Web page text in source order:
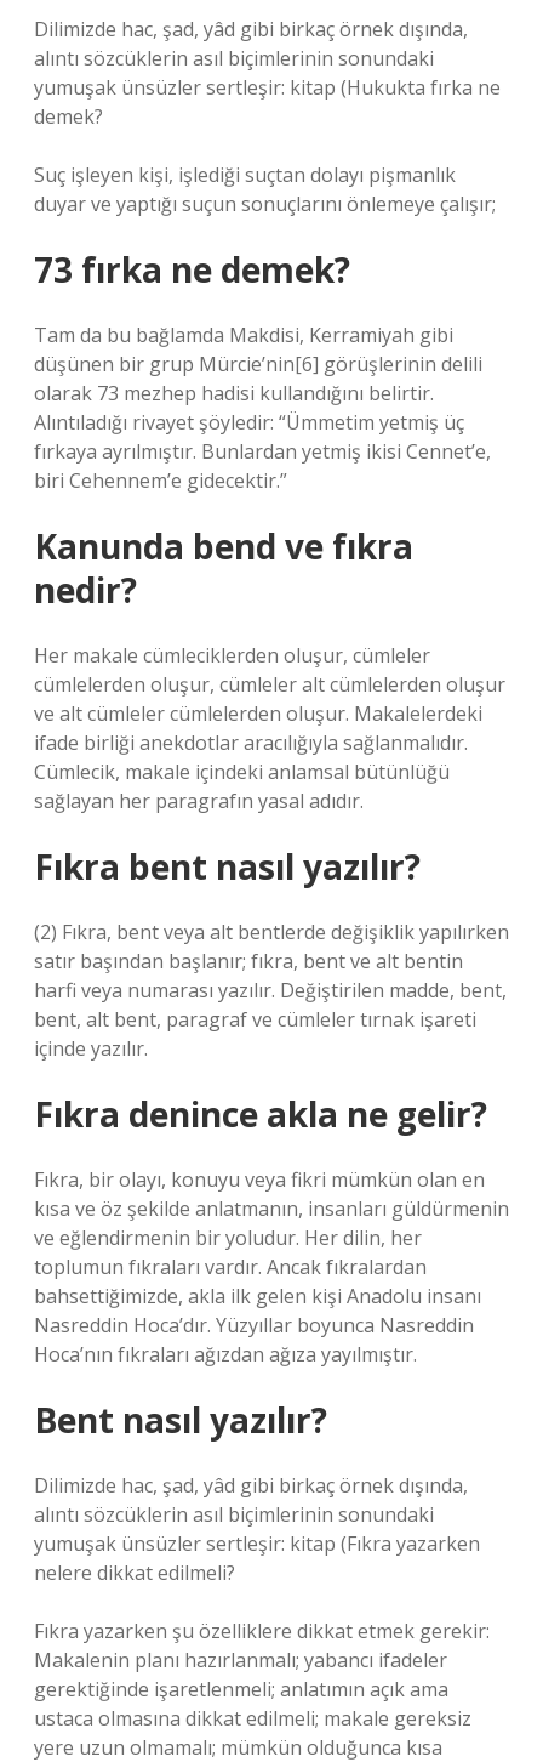
Dilimizde hac, şad, yâd gibi birkaç örnek dışında,
alıntı sözcüklerin asıl biçimlerinin sonundaki
yumuşak ünsüzler sertleşir: kitap (Hukukta fırka ne
demek?
Suç işleyen kişi, işlediği suçtan dolayı pişmanlık
duyar ve yaptığı suçun sonuçlarını önlemeye çalışır;
73 fırka ne demek?
Tam da bu bağlamda Makdisi, Kerramiyah gibi
düşünen bir grup Mürcie’nin[6] görüşlerinin delili
olarak 73 mezhep hadisi kullandığını belirtir.
Alıntıladığı rivayet şöyledir: “Ümmetim yetmiş üç
fırkaya ayrılmıştır. Bunlardan yetmiş ikisi Cennet’e,
biri Cehennem’e gidecektir.”
Kanunda bend ve fıkra
nedir?
Her makale cümleciklerden oluşur, cümleler
cümlelerden oluşur, cümleler alt cümlelerden oluşur
ve alt cümleler cümlelerden oluşur. Makalelerdeki
ifade birliği anekdotlar aracılığıyla sağlanmalıdır.
Cümlecik, makale içindeki anlamsal bütünlüğü
sağlayan her paragrafın yasal adıdır.
Fıkra bent nasıl yazılır?
(2) Fıkra, bent veya alt bentlerde değişiklik yapılırken
satır başından başlanır; fıkra, bent ve alt bentin
harfi veya numarası yazılır. Değiştirilen madde, bent,
bent, alt bent, paragraf ve cümleler tırnak işareti
içinde yazılır.
Fıkra denince akla ne gelir?
Fıkra, bir olayı, konuyu veya fikri mümkün olan en
kısa ve öz şekilde anlatmanın, insanları güldürmenin
ve eğlendirmenin bir yoludur. Her dilin, her
toplumun fıkraları vardır. Ancak fıkralardan
bahsettiğimizde, akla ilk gelen kişi Anadolu insanı
Nasreddin Hoca’dır. Yüzyıllar boyunca Nasreddin
Hoca’nın fıkraları ağızdan ağıza yayılmıştır.
Bent nasıl yazılır?
Dilimizde hac, şad, yâd gibi birkaç örnek dışında,
alıntı sözcüklerin asıl biçimlerinin sonundaki
yumuşak ünsüzler sertleşir: kitap (Fıkra yazarken
nelere dikkat edilmeli?
Fıkra yazarken şu özelliklere dikkat etmek gerekir:
Makalenin planı hazırlanmalı; yabancı ifadeler
gerektiğinde işaretlenmeli; anlatımın açık ama
ustaca olmasına dikkat edilmeli; makale gereksiz
yere uzun olmamalı; mümkün olduğunca kısa